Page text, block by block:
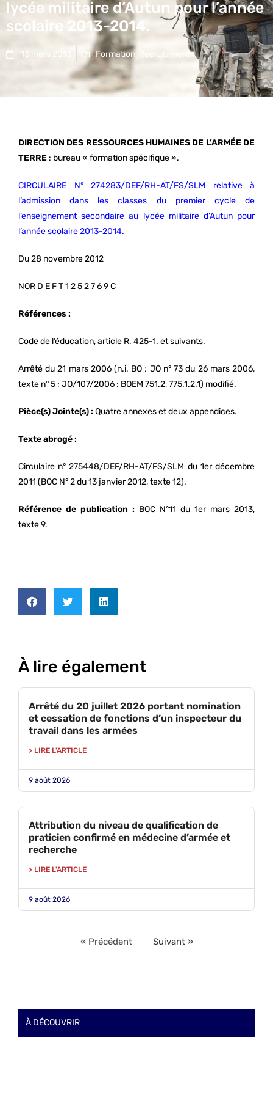
lycée militaire d’Autun pour l’année
scolaire 2013-2014.
13 mars 2013 Formation, Recrutement
DIRECTION DES RESSOURCES HUMAINES DE L’ARMÉE DE
TERRE : bureau « formation spécifique ».
CIRCULAIRE N° 274283/DEF/RH-AT/FS/SLM relative à
l’admission dans les classes du premier cycle de
l’enseignement secondaire au lycée militaire d’Autun pour
l’année scolaire 2013-2014.
Du 28 novembre 2012
NOR D E F T 1 2 5 2 7 6 9 C
Références :
Code de l’éducation, article R. 425-1. et suivants.
Arrêté du 21 mars 2006 (n.i. BO ; JO n° 73 du 26 mars 2006,
texte n° 5 ; JO/107/2006 ; BOEM 751.2, 775.1.2.1) modifié.
Pièce(s) Jointe(s) :Quatre annexes et deux appendices.
Texte abrogé :
Circulaire n° 275448/DEF/RH-AT/FS/SLM du 1er décembre
2011 (BOC N° 2 du 13 janvier 2012, texte 12).
Référence de publication : BOC N°11 du 1er mars 2013,
texte 9.
À lire également
Arrêté du 20 juillet 2026 portant nomination
et cessation de fonctions d’un inspecteur du
travail dans les armées
> LIRE L'ARTICLE
9 août 2026
Attribution du niveau de qualification de
praticien confirmé en médecine d’armée et
recherche
> LIRE L'ARTICLE
9 août 2026
« Précédent Suivant »
À DÉCOUVRIR